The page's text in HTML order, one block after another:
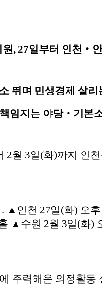
원, 27일부터 인천‧
뛰며 민생경제 살리
임지는 야당‧기본
월 3일(화)까지 인
▲인천 27일(화) 오
▲수원 2월 3일(화)
주력해온 의정활